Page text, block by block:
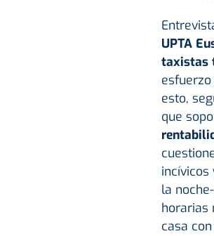
UPTA
taxistas
esto,
que
la
horarias
casa